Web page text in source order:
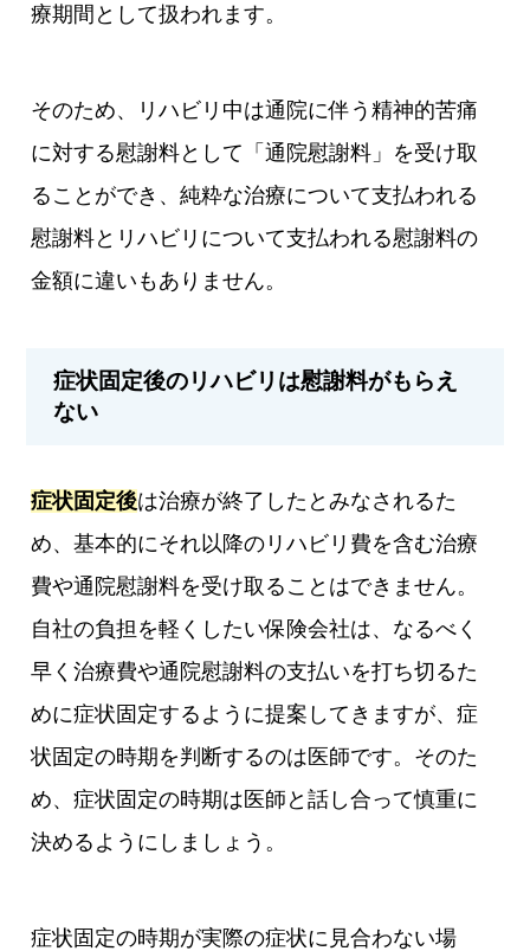
療期間として扱われます。
そのため、リハビリ中は通院に伴う精神的苦痛
に対する慰謝料として「通院慰謝料」を受け取
ることができ、純粋な治療について支払われる
慰謝料とリハビリについて支払われる慰謝料の
金額に違いもありません。
症状固定後のリハビリは慰謝料がもらえ
ない
症状固定後は治療が終了したとみなされるた
め、基本的にそれ以降のリハビリ費を含む治療
費や通院慰謝料を受け取ることはできません。
自社の負担を軽くしたい保険会社は、なるべく
早く治療費や通院慰謝料の支払いを打ち切るた
めに症状固定するように提案してきますが、症
状固定の時期を判断するのは医師です。そのた
め、症状固定の時期は医師と話し合って慎重に
決めるようにしましょう。
症状固定の時期が実際の症状に見合わない場